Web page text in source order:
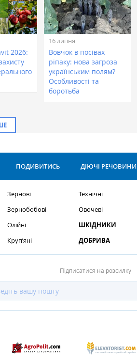
2026:
16 липня
Вовчок в посівах
ріпаку: нова загроза
українським полям?
Особливості та
боротьба
ПОДИВИТИСЬ ДІЮЧІ РЕЧОВИНИ
Зернові
Зернобобові
Олійні
Круп’яні
Технічні
Овочеві
ШКІДНИКИ
ДОБРИВА
Підписатися на розсилку